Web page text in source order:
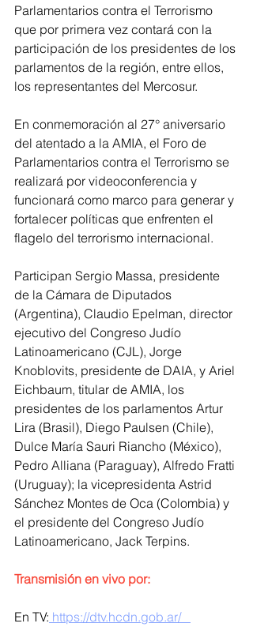
Parlamentarios contra el Terrorismo
que por primera vez contará con la
participación de los presidentes de los
parlamentos de la región, entre ellos,
los representantes del Mercosur.
En conmemoración al 27° aniversario
del atentado a la AMIA, el Foro de
Parlamentarios contra el Terrorismo se
realizará por videoconferencia y
funcionará como marco para generar y
fortalecer políticas que enfrenten el
flagelo del terrorismo internacional.
Participan Sergio Massa, presidente
de la Cámara de Diputados
(Argentina), Claudio Epelman, director
ejecutivo del Congreso Judío
Latinoamericano (CJL), Jorge
Knoblovits, presidente de DAIA, y Ariel
Eichbaum, titular de AMIA, los
presidentes de los parlamentos Artur
Lira (Brasil), Diego Paulsen (Chile),
Dulce María Sauri Riancho (México),
Pedro Alliana (Paraguay), Alfredo Fratti
(Uruguay); la vicepresidenta Astrid
Sánchez Montes de Oca (Colombia) y
el presidente del Congreso Judío
Latinoamericano, Jack Terpins.
Transmisión en vivo por:
En TV: https://dtv.hcdn.gob.ar/